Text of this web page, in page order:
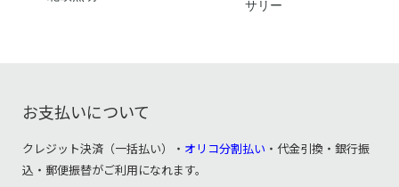
サリー
お支払いについて
クレジット決済（一括払い）・ オリコ分割払い ・代金引換・銀行振
込・郵便振替がご利用になれます。